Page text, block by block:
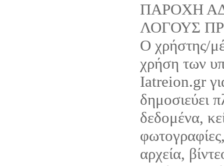
ΠΑΡΟΧΗ
ΛΟΓΟΥΣ
Ο χρήστης/
χρήση των
Iatreion.gr
δημοσιεύει
δεδομένα,
αρχεία,